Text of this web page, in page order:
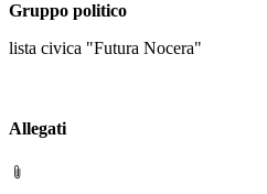
Gruppo politico
lista civica "Futura Nocera"
Allegati